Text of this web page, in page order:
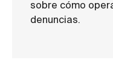
sobre cómo
denuncias.